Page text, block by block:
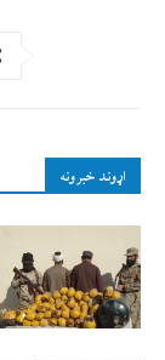
اړوند خبرونه